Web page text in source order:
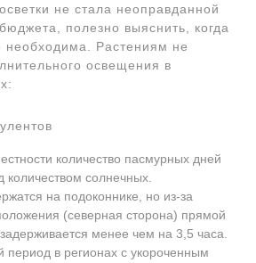
не стала неоправданной
полезно выяснить, когда
необходима. Растениям не
освещения в
количество пасмурных дней
количеством солнечных.
на подоконнике, но из-за
(северная сторона) прямой
менее чем на 3,5 часа.
период в регионах с укороченным